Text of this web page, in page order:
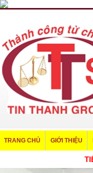
TRANG CHỦ GIỚI THIỆU